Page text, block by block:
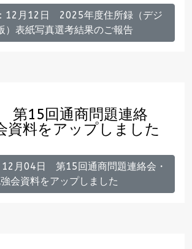
12月12日 2025年度住所録（デジ
）表紙写真選考結果のご報告
第15回通商問題連絡
資料をアップしました
12月04日 第15回通商問題連絡会・
会資料をアップしました